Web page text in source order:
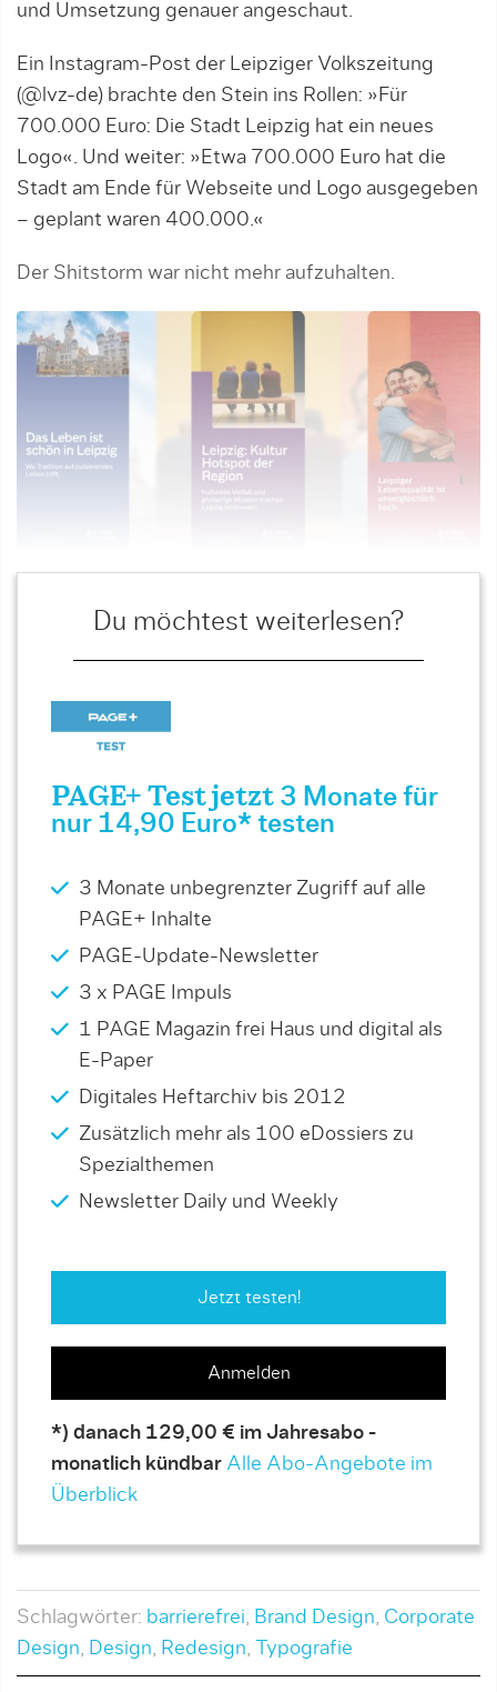
und Umsetzung genauer angeschaut.
Ein Instagram-Post der Leipziger Volkszeitung
(@lvz-de) brachte den Stein ins Rollen: »Für
700.000 Euro: Die Stadt Leipzig hat ein neues
Logo«. Und weiter: »Etwa 700.000 Euro hat die
Stadt am Ende für Webseite und Logo ausgegeben
– geplant waren 400.000.«
Der Shitstorm war nicht mehr aufzuhalten.
Du möchtest weiterlesen?
PAGE+ Test jetzt 3 Monate für
nur 14,90 Euro* testen
3 Monate unbegrenzter Zugriff auf alle
PAGE+ Inhalte
PAGE-Update-Newsletter
3 x PAGE Impuls
1 PAGE Magazin frei Haus und digital als
E-Paper
Digitales Heftarchiv bis 2012
Zusätzlich mehr als 100 eDossiers zu
Spezialthemen
Newsletter Daily und Weekly
Jetzt testen!
Anmelden
*) danach 129,00 € im Jahresabo -
monatlich kündbar Alle Abo-Angebote im
Überblick
Schlagwörter: barrierefrei, Brand Design, Corporate
Design, Design, Redesign, Typografie